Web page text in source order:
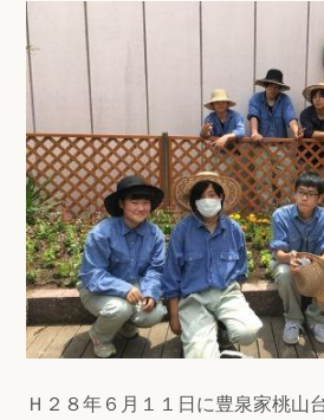
Ｈ２８年６月１１日に豊泉家桃山